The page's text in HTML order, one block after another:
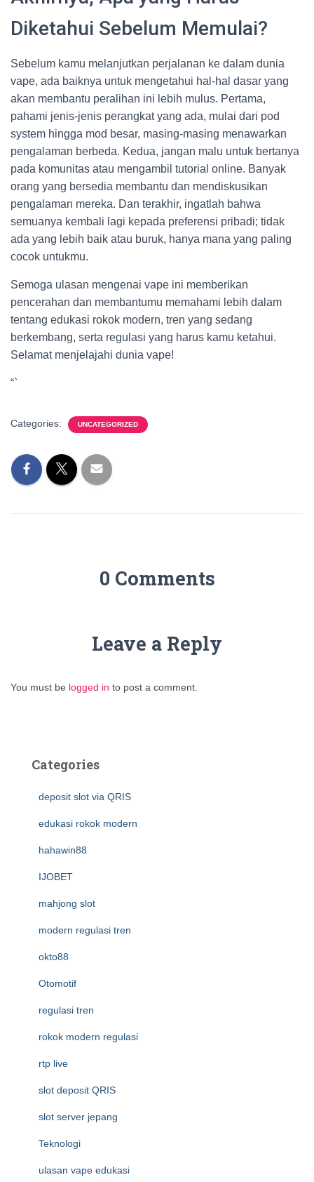
Diketahui Sebelum Memulai?
Sebelum kamu melanjutkan perjalanan ke dalam dunia
vape, ada baiknya untuk mengetahui hal-hal dasar yang
akan membantu peralihan ini lebih mulus. Pertama,
pahami jenis-jenis perangkat yang ada, mulai dari pod
system hingga mod besar, masing-masing menawarkan
pengalaman berbeda. Kedua, jangan malu untuk bertanya
pada komunitas atau mengambil tutorial online. Banyak
orang yang bersedia membantu dan mendiskusikan
pengalaman mereka. Dan terakhir, ingatlah bahwa
semuanya kembali lagi kepada preferensi pribadi; tidak
ada yang lebih baik atau buruk, hanya mana yang paling
cocok untukmu.
Semoga ulasan mengenai vape ini memberikan
pencerahan dan membantumu memahami lebih dalam
tentang edukasi rokok modern, tren yang sedang
berkembang, serta regulasi yang harus kamu ketahui.
Selamat menjelajahi dunia vape!
“`
Categories: UNCATEGORIZED
0 Comments
Leave a Reply
You must be logged in to post a comment.
Categories
deposit slot via QRIS
edukasi rokok modern
hahawin88
IJOBET
mahjong slot
modern regulasi tren
okto88
Otomotif
regulasi tren
rokok modern regulasi
rtp live
slot deposit QRIS
slot server jepang
Teknologi
ulasan vape edukasi